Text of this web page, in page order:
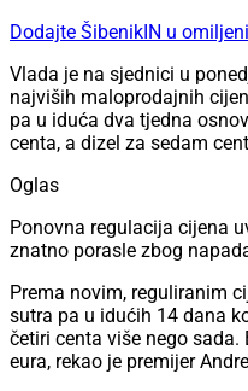
Dodajte ŠibenikIN u
Vlada je na sjednici u
najviših maloprodajnih
pa u iduća dva tjedna
centa, a dizel za sedam
Oglas
Ponovna regulacija cijena
znatno porasle zbog
Prema novim, reguliranim
sutra pa u idućih 14 dana
četiri centa više nego
eura, rekao je premijer